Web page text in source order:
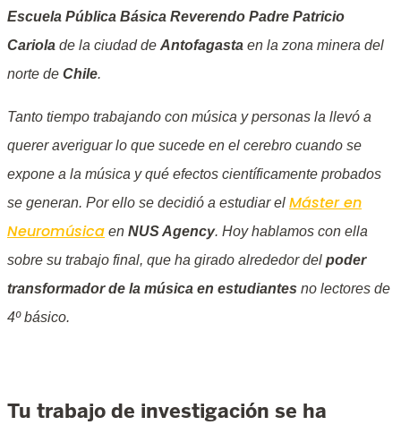
Escuela Pública Básica Reverendo Padre Patricio
Cariola de la ciudad de Antofagasta en la zona minera del
norte de Chile.
Tanto tiempo trabajando con música y personas la llevó a
querer averiguar lo que sucede en el cerebro cuando se
expone a la música y qué efectos científicamente probados
se generan. Por ello se decidió a estudiar el Máster en
Neuromúsica en NUS Agency. Hoy hablamos con ella
sobre su trabajo final, que ha girado alrededor del poder
transformador de la música en estudiantes no lectores de
4º básico.
Tu trabajo de investigación se ha